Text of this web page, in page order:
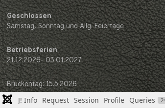
Geschlossen
Samstag, Sonntag und Allg. Feiertage
Betriebsferien
21.12.2026- 03.01.2027
Brückentag: 15.5.2026
J! Info Request Session Profile Queries